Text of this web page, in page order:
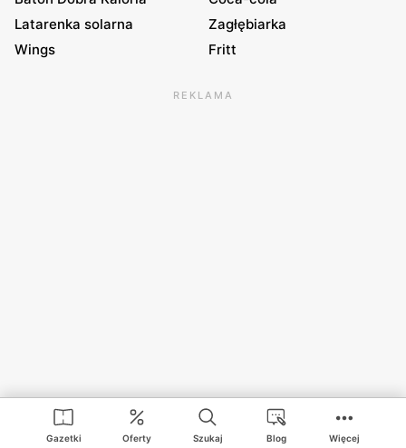
Gazetki Oferty Szukaj Blog Więcej
Latarenka solarna
Zagłębiarka
Wings
Fritt
REKLAMA